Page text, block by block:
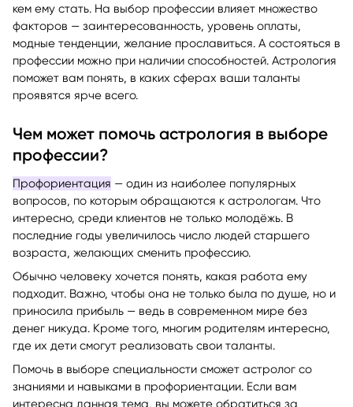
Рано или поздно каждый человек задумывается над тем,
кем ему стать. На выбор профессии влияет множество
факторов — заинтересованность, уровень оплаты,
модные тенденции, желание прославиться. А состояться в
профессии можно при наличии способностей. Астрология
поможет вам понять, в каких сферах ваши таланты
Чем может помочь астрология в выборе
профессии?
Профориентация— один из наиболее популярных
вопросов, по которым обращаются к астрологам. Что
интересно, среди клиентов не только молодёжь. В
последние годы увеличилось число людей старшего
Обычно человеку хочется понять, какая работа ему
подходит. Важно, чтобы она не только была по душе, но и
приносила прибыль — ведь в современном мире без
денег никуда. Кроме того, многим родителям интересно,
Помочь в выборе специальности сможет астролог со
знаниями и навыками в профориентации. Если вам